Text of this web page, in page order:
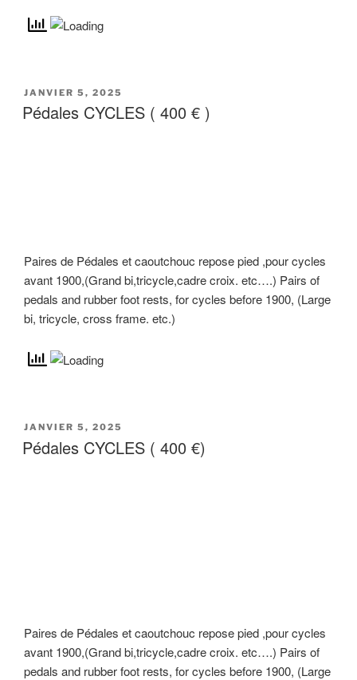
JANVIER 5, 2025
Pédales CYCLES ( 400 € )
Paires de Pédales et caoutchouc repose pied ,pour cycles
avant 1900,(Grand bi,tricycle,cadre croix. etc….) Pairs of
pedals and rubber foot rests, for cycles before 1900, (Large
bi, tricycle, cross frame. etc.)
JANVIER 5, 2025
Pédales CYCLES ( 400 €)
Paires de Pédales et caoutchouc repose pied ,pour cycles
avant 1900,(Grand bi,tricycle,cadre croix. etc….) Pairs of
pedals and rubber foot rests, for cycles before 1900, (Large